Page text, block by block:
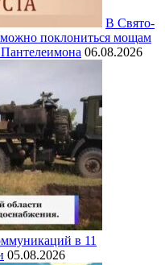
В Свято-
можно поклониться мощам
06.08.2026
в 11
05.08.2026